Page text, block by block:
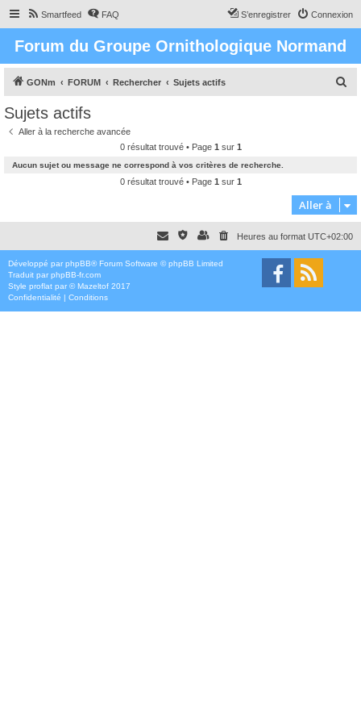
Smartfeed FAQ Connexion
S’enregistrer
Forum du Groupe Ornithologique Normand
GONm FORUM Rechercher Sujets actifs
c
h
e
Sujets actifs
Aller à la recherche avancée
0 résultat trouvé • Page 1 sur 1
Aucun sujet ou message ne correspond à vos critères de recherche.
0 résultat trouvé • Page 1 sur 1
Aller à
Heures au format UTC+02:00
Développé par phpBB® Forum Software © phpBB Limited
Traduit par phpBB-fr.com
Style proflat par ©Mazeltof 2017
Confidentialité | Conditions